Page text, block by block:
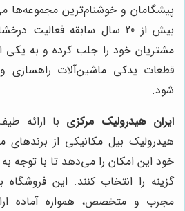
پیشگامان و خوشنام‌ترین مجموعه‌ها
بیش از 20 سال سابقه فعالیت
مشتریان خود را جلب کرده و به یکی
قطعات یدکی ماشین‌آلات راهسازی
شود.
ایران هیدرولیک مرکزی با ارائه
هیدرولیک بیل مکانیکی از برندهای
خود این امکان را می‌دهد تا با توجه
گزینه را انتخاب کنند. این فروشگاه
مجرب و متخصص، همواره آماده